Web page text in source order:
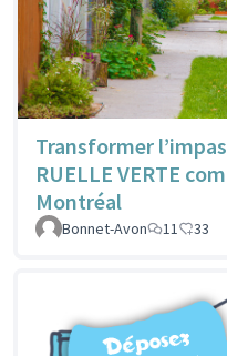
Transformer
RUELLE VERTE
Montréal
Bonnet-Avon 11 33